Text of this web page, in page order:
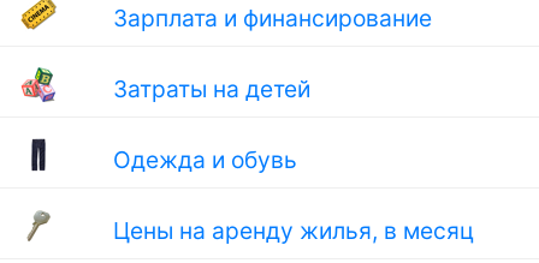
Зарплата и финансирование
Затраты на детей
Одежда и обувь
Цены на аренду жилья, в месяц